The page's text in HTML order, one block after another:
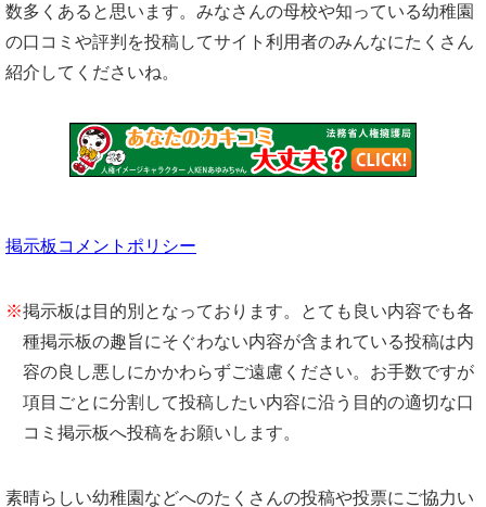
数多くあると思います。みなさんの母校や知っている幼稚園
の口コミや評判を投稿してサイト利用者のみんなにたくさん
紹介してくださいね。
掲示板コメントポリシー
※掲示板は目的別となっております。とても良い内容でも各
種掲示板の趣旨にそぐわない内容が含まれている投稿は内
容の良し悪しにかかわらずご遠慮ください。お手数ですが
項目ごとに分割して投稿したい内容に沿う目的の適切な口
コミ掲示板へ投稿をお願いします。
素晴らしい幼稚園などへのたくさんの投稿や投票にご協力い